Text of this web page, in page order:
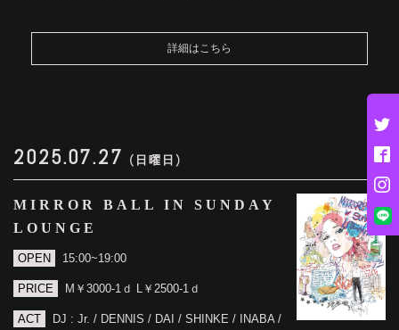
詳細はこちら
2025.07.27 (日曜日)
MIRROR BALL IN SUNDAY
LOUNGE
OPEN 15:00~19:00
PRICE M￥3000-1ｄ L￥2500-1ｄ
ACT
DJ : Jr. / DENNIS / DAI / SHINKE / INABA /